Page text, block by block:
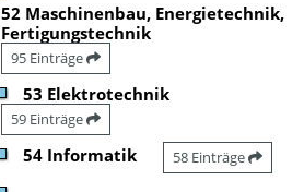
52 Maschinenbau, Energietechnik,
Fertigungstechnik
95 Einträge
53 Elektrotechnik
59 Einträge
54 Informatik 58 Einträge